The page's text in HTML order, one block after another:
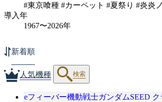
#東京喰種 #カーペット #夏祭り #炎炎
導入年
1967〜2026年
新着順
人気機種 検索
eフィーバー機動戦士ガンダムSEED